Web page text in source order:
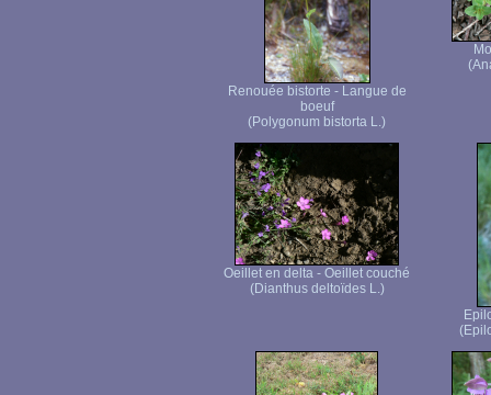
Renouée bistorte - Langue de
boeuf
(Polygonum bistorta L.)
Oeillet en delta - Oeillet couché
(Dianthus deltoïdes L.)